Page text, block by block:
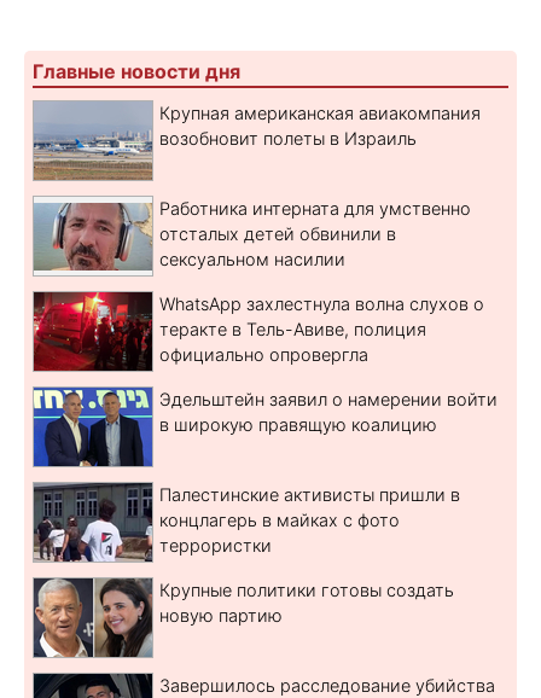
Главные новости дня
Крупная американская авиакомпания
возобновит полеты в Израиль
Работника интерната для умственно
отсталых детей обвинили в
сексуальном насилии
WhatsApp захлестнула волна слухов о
теракте в Тель-Авиве, полиция
официально опровергла
Эдельштейн заявил о намерении войти
в широкую правящую коалицию
Палестинские активисты пришли в
концлагерь в майках с фото
террористки
Крупные политики готовы создать
новую партию
Завершилось расследование убийства